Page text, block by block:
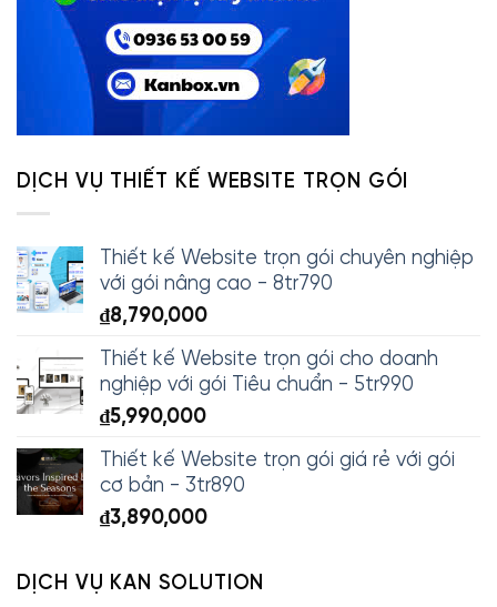
DỊCH VỤ THIẾT KẾ WEBSITE TRỌN GÓI
Thiết kế Website trọn gói chuyên nghiệp
với gói nâng cao - 8tr790
₫8,790,000
Thiết kế Website trọn gói cho doanh
nghiệp với gói Tiêu chuẩn - 5tr990
₫5,990,000
Thiết kế Website trọn gói giá rẻ với gói
cơ bản - 3tr890
₫3,890,000
DỊCH VỤ KAN SOLUTION